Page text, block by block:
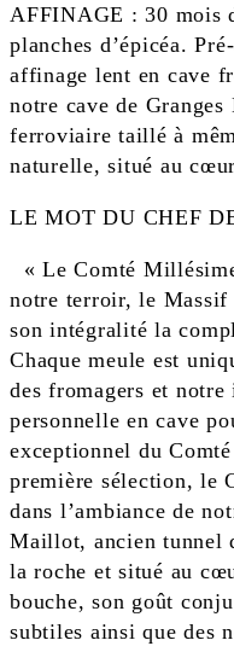
AFFINAGE : 30 mois
planches d’épicéa.
affinage lent en cave
notre cave de
ferroviaire taillé à
naturelle, situé au
LE MOT DU CHEF
« Le Comté
notre terroir, le Massif
son intégralité la
Chaque meule est
des fromagers et
personnelle en cave
exceptionnel du
première sélection, le
dans l’ambiance de
Maillot, ancien tunnel
la roche et situé au
bouche, son goût
subtiles ainsi que des